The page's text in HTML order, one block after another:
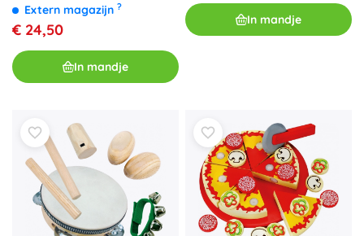
Extern magazijn ?
€ 24,50
In mandje
In mandje